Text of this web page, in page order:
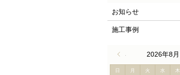
お知らせ
施工事例
2026年8月
日 月 火 水 木